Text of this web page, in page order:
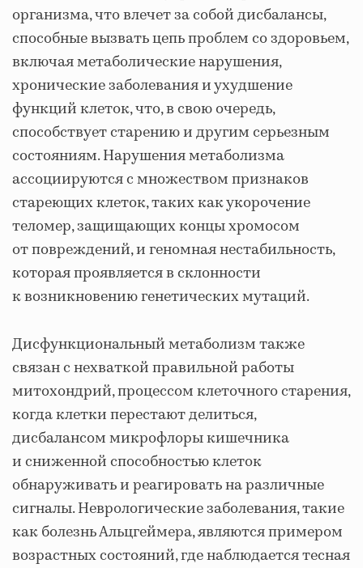
организма, что влечет за собой дисбалансы,
способные вызвать цепь проблем со здоровьем,
включая метаболические нарушения,
хронические заболевания и ухудшение
функций клеток, что, в свою очередь,
способствует старению и другим серьезным
состояниям. Нарушения метаболизма
ассоциируются с множеством признаков
стареющих клеток, таких как укорочение
теломер, защищающих концы хромосом
от повреждений, и геномная нестабильность,
которая проявляется в склонности
к возникновению генетических мутаций.
Дисфункциональный метаболизм также
связан с нехваткой правильной работы
митохондрий, процессом клеточного старения,
когда клетки перестают делиться,
дисбалансом микрофлоры кишечника
и сниженной способностью клеток
обнаруживать и реагировать на различные
сигналы. Неврологические заболевания, такие
как болезнь Альцгеймера, являются примером
возрастных состояний, где наблюдается тесная